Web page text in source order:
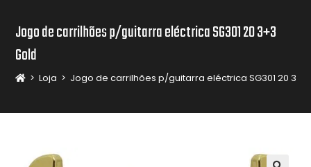
Jogo de carrilhões p/guitarra eléctrica SG301 20 3+3
Gold
> Loja > Jogo de carrilhões p/guitarra eléctrica SG301 20 3+3